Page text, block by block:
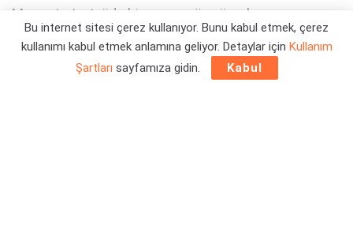
Mevcut stratejide bir sorun görmüyorlarmış...
26/06/2025 14:53
Bu internet sitesi çerez kullanıyor. Bunu kabul etmek, çerez
kullanımı kabul etmek anlamına geliyor. Detaylar için Kullanım
Şartları sayfamıza gidin. Kabul